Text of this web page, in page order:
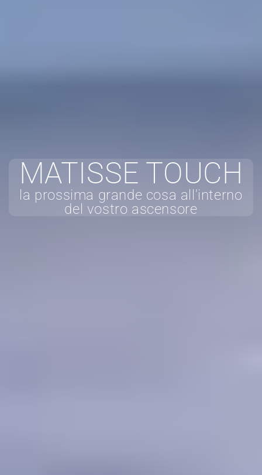
MATISSE TOUCH
la prossima grande cosa all'interno
del vostro ascensore